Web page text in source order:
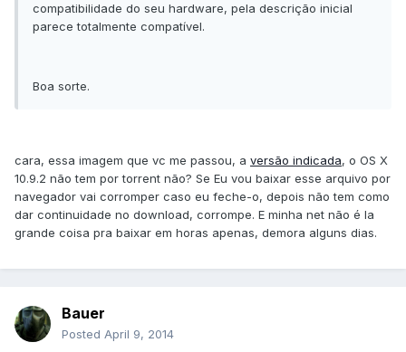
compatibilidade do seu hardware, pela descrição inicial
parece totalmente compatível.
Boa sorte.
cara, essa imagem que vc me passou, a versão indicada, o OS X
10.9.2 não tem por torrent não? Se Eu vou baixar esse arquivo por
navegador vai corromper caso eu feche-o, depois não tem como
dar continuidade no download, corrompe. E minha net não é la
grande coisa pra baixar em horas apenas, demora alguns dias.
Bauer
Posted April 9, 2014